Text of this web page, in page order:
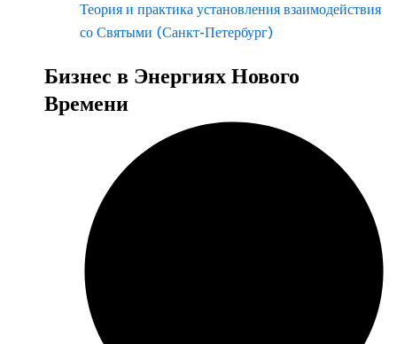
Теория и практика установления взаимодействия
со Святыми (Санкт-Петербург)
Бизнес в Энергиях Нового
Времени